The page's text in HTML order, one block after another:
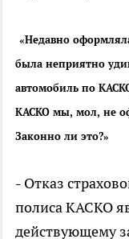
«Недавно
была неприятно
автомобиль по
КАСКО мы, мол, не
Законно ли это?»
- Отказ
полиса КАСКО
действующему